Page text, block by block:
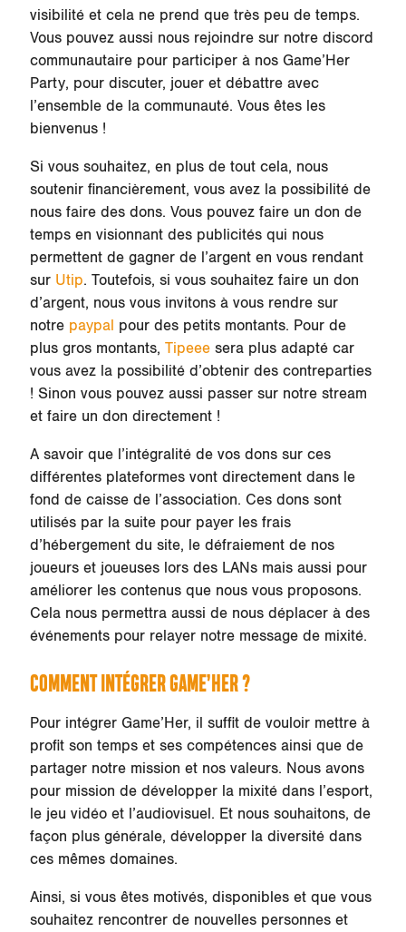
visibilité et cela ne prend que très peu de temps.
Vous pouvez aussi nous rejoindre sur notre discord
communautaire pour participer à nos Game’Her
Party, pour discuter, jouer et débattre avec
l’ensemble de la communauté. Vous êtes les
bienvenus !
Si vous souhaitez, en plus de tout cela, nous
soutenir financièrement, vous avez la possibilité de
nous faire des dons. Vous pouvez faire un don de
temps en visionnant des publicités qui nous
permettent de gagner de l’argent en vous rendant
sur Utip. Toutefois, si vous souhaitez faire un don
d’argent, nous vous invitons à vous rendre sur
notre paypal pour des petits montants. Pour de
plus gros montants, Tipeeesera plus adapté car
vous avez la possibilité d’obtenir des contreparties
! Sinon vous pouvez aussi passer sur notre stream
et faire un don directement !
A savoir que l’intégralité de vos dons sur ces
différentes plateformes vont directement dans le
fond de caisse de l’association. Ces dons sont
utilisés par la suite pour payer les frais
d’hébergement du site, le défraiement de nos
joueurs et joueuses lors des LANs mais aussi pour
améliorer les contenus que nous vous proposons.
Cela nous permettra aussi de nous déplacer à des
événements pour relayer notre message de mixité.
COMMENT INTÉGRER GAME’HER ?
Pour intégrer Game’Her, il suffit de vouloir mettre à
profit son temps et ses compétences ainsi que de
partager notre mission et nos valeurs. Nous avons
pour mission de développer la mixité dans l’esport,
le jeu vidéo et l’audiovisuel. Et nous souhaitons, de
façon plus générale, développer la diversité dans
ces mêmes domaines.
Ainsi, si vous êtes motivés, disponibles et que vous
souhaitez rencontrer de nouvelles personnes et